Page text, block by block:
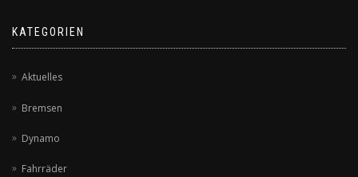
KATEGORIEN
Aktuelles
Bremsen
Dynamo
Fahrräder